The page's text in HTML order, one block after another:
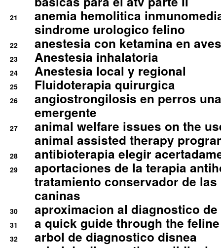
21
anemia hemolitica
sindrome urologico felino
22 anestesia con ketamina en
23 Anestesia inhalatoria
24 Anestesia local y regional
25 Fluidoterapia quirurgica
26
angiostrongilosis en perros
emergente
27
animal welfare issues on the
animal assisted therapy
28 antibioterapia elegir
29
aportaciones de la terapia
tratamiento conservador de
caninas
30 aproximacion al diagnostico
31 a quick guide through the
32 arbol de diagnostico disnea